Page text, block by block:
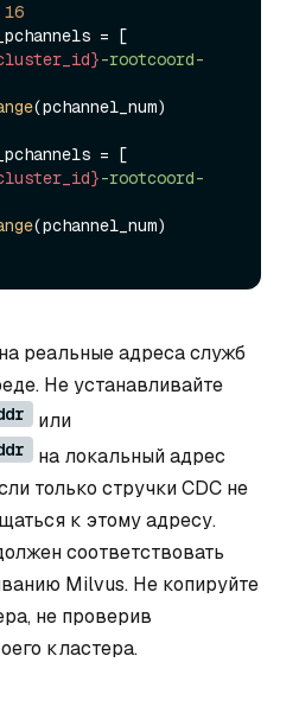
16
= [
-rootcoord-
(pchannel_num)
= [
-rootcoord-
(pchannel_num)
реальные адреса служб
Не устанавливайте
или
на локальный адрес
только стручки CDC не
к этому адресу.
соответствовать
Milvus. Не копируйте
не проверив
кластера.